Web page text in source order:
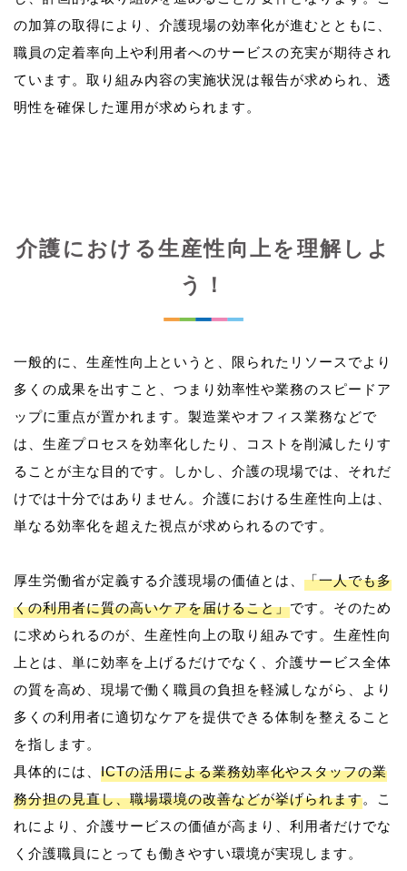
の加算の取得により、介護現場の効率化が進むとともに、
職員の定着率向上や利用者へのサービスの充実が期待され
ています。取り組み内容の実施状況は報告が求められ、透
介護における生産性向上を理解しよ
う！
一般的に、生産性向上というと、限られたリソースでより
多くの成果を出すこと、つまり効率性や業務のスピードア
ップに重点が置かれます。製造業やオフィス業務などで
は、生産プロセスを効率化したり、コストを削減したりす
ることが主な目的です。しかし、介護の現場では、それだ
けでは十分ではありません。介護における生産性向上は、
単なる効率化を超えた視点が求められるのです。
厚生労働省が定義する介護現場の価値とは、 「一人でも多
くの利用者に質の高いケアを届けること」です。そのため
に求められるのが、生産性向上の取り組みです。生産性向
上とは、単に効率を上げるだけでなく、介護サービス全体
の質を高め、現場で働く職員の負担を軽減しながら、より
多くの利用者に適切なケアを提供できる体制を整えること
を指します。
具体的には、 ICTの活用による業務効率化やスタッフの業
務分担の見直し、職場環境の改善などが挙げられます。こ
れにより、介護サービスの価値が高まり、利用者だけでな
く介護職員にとっても働きやすい環境が実現します。